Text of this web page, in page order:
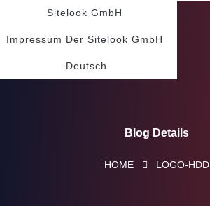
Sitelook GmbH
Impressum Der Sitelook GmbH
Deutsch
Blog Details
HOME LOGO-HDD